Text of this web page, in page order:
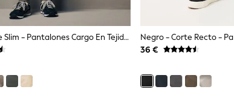
Marrón - Corte Slim - Pantalones Cargo En Tejido Elástico De Algodón
36 €